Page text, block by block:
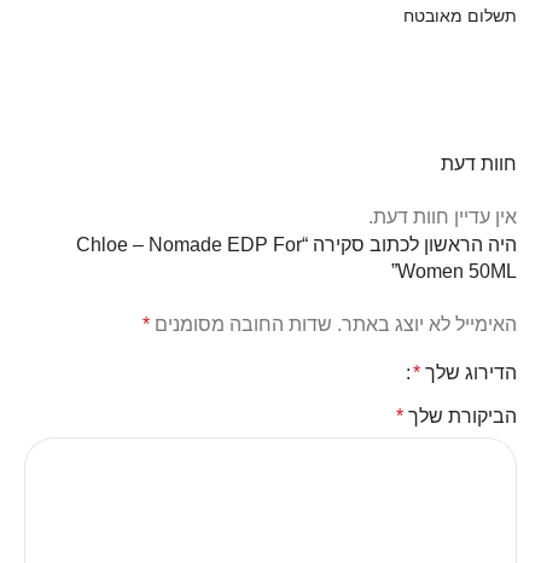
תשלום מאובטח
חוות דעת
אין עדיין חוות דעת.
היה הראשון לכתוב סקירה “Chloe – Nomade EDP For
Women 50ML”
האימייל לא יוצג באתר. שדות החובה מסומנים *
הדירוג שלך *
הביקורת שלך *